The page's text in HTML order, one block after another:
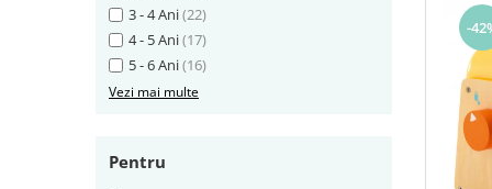
3 - 4 Ani(22)
4 - 5 Ani(17)
5 - 6 Ani(16)
Vezi mai multe
Pentru
-